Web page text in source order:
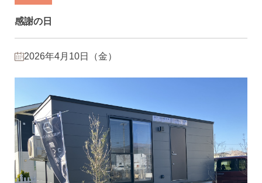
感謝の日
2026年4月10日（金）